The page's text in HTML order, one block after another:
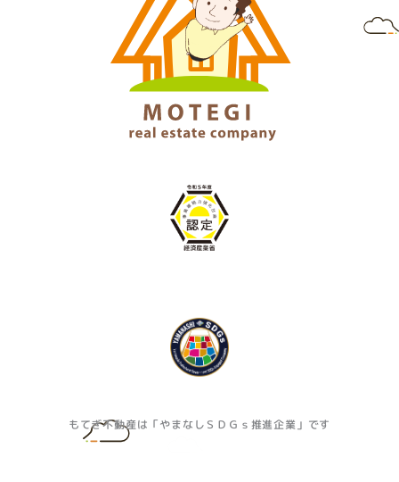
もてぎ不動産は「やまなしＳＤＧｓ推進企業」です